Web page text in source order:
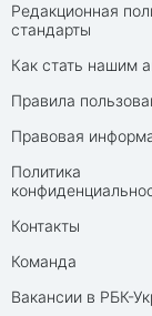
Редакционная
стандарты
Как стать нашим
Правила
Правовая
Политика
Контакты
Команда
Вакансии в РБК-